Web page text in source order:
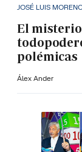
JOSÉ LUIS
El
polémicas
Álex Ander